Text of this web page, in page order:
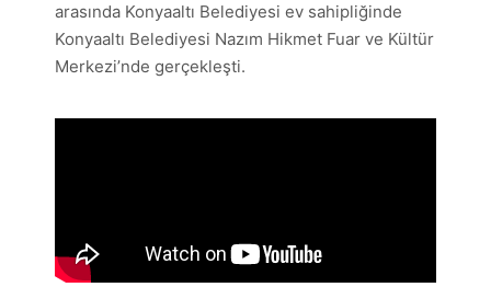
arasında Konyaaltı Belediyesi ev sahipliğinde
Konyaaltı Belediyesi Nazım Hikmet Fuar ve Kültür
Merkezi’nde gerçekleşti.